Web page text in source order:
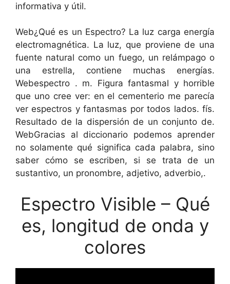
informativa y útil.
Web¿Qué es un Espectro? La luz carga energía
electromagnética. La luz, que proviene de una
fuente natural como un fuego, un relámpago o
una estrella, contiene muchas energías.
Webespectro . m. Figura fantasmal y horrible
que uno cree ver: en el cementerio me parecía
ver espectros y fantasmas por todos lados. fís.
Resultado de la dispersión de un conjunto de.
WebGracias al diccionario podemos aprender
no solamente qué significa cada palabra, sino
saber cómo se escriben, si se trata de un
sustantivo, un pronombre, adjetivo, adverbio,.
Espectro Visible – Qué
es, longitud de onda y
colores